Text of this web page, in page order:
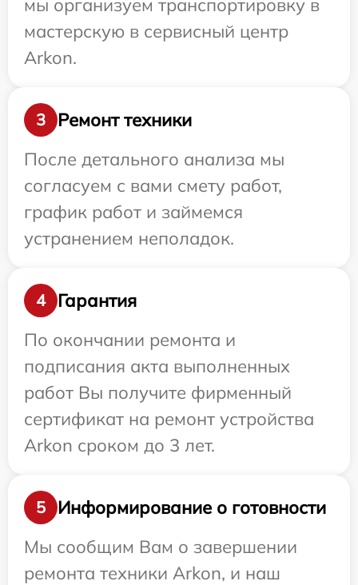
мы организуем транспортировку в
мастерскую в сервисный центр
Arkon.
3
Ремонт техники
После детального анализа мы
согласуем с вами смету работ,
график работ и займемся
устранением неполадок.
4
Гарантия
По окончании ремонта и
подписания акта выполненных
работ Вы получите фирменный
сертификат на ремонт устройства
Arkon сроком до 3 лет.
5
Информирование о готовности
Мы сообщим Вам о завершении
ремонта техники Arkon, и наш